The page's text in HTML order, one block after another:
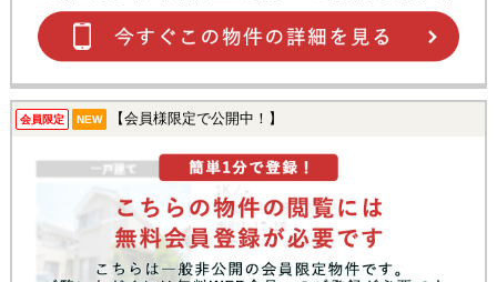
会員限定 NEW 【会員様限定で公開中！】